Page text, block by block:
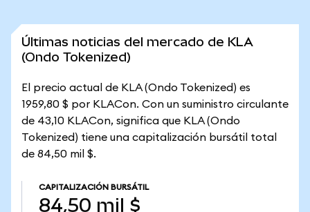
Últimas noticias del mercado de KLA
(Ondo Tokenized)
El precio actual de KLA (Ondo Tokenized) es
1959,80 $ por KLACon. Con un suministro circulante
de 43,10 KLACon, significa que KLA (Ondo
Tokenized) tiene una capitalización bursátil total
de 84,50 mil $.
CAPITALIZACIÓN BURSÁTIL
84,50 mil $